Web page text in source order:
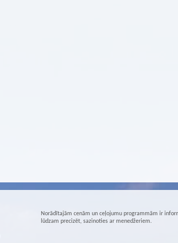
Norādītajām cenām un ceļojumu programmām ir
lūdzam precizēt, sazinoties ar menedžeriem.